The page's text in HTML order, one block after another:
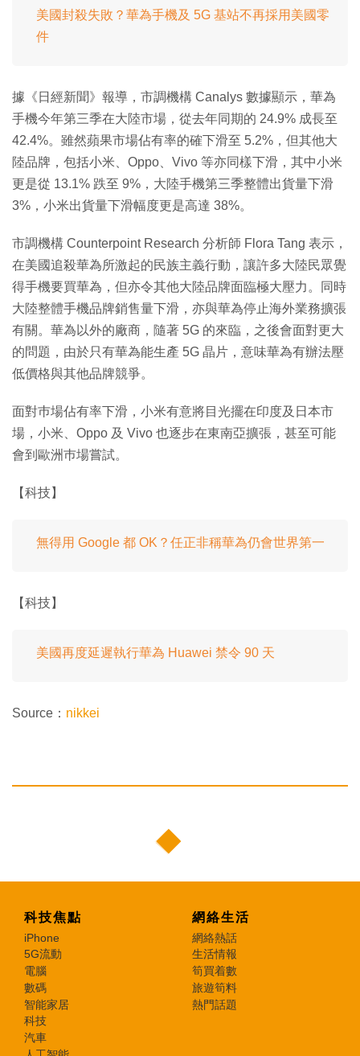
美國封殺失敗？華為手機及 5G 基站不再採用美國零
件
據《日經新聞》報導，市調機構 Canalys 數據顯示，華為
手機今年第三季在大陸市場，從去年同期的 24.9% 成長至
42.4%。雖然蘋果市場佔有率的確下滑至 5.2%，但其他大
陸品牌，包括小米、Oppo、Vivo 等亦同樣下滑，其中小米
更是從 13.1% 跌至 9%，大陸手機第三季整體出貨量下滑
3%，小米出貨量下滑幅度更是高達 38%。
市調機構 Counterpoint Research 分析師 Flora Tang 表示，
在美國追殺華為所激起的民族主義行動，讓許多大陸民眾覺
得手機要買華為，但亦令其他大陸品牌面臨極大壓力。同時
大陸整體手機品牌銷售量下滑，亦與華為停止海外業務擴張
有關。華為以外的廠商，隨著 5G 的來臨，之後會面對更大
的問題，由於只有華為能生產 5G 晶片，意味華為有辦法壓
低價格與其他品牌競爭。
面對巿場佔有率下滑，小米有意將目光擺在印度及日本市
場，小米、Oppo 及 Vivo 也逐步在東南亞擴張，甚至可能
會到歐洲巿場嘗試。
【科技】
無得用 Google 都 OK？任正非稱華為仍會世界第一
【科技】
美國再度延遲執行華為 Huawei 禁令 90 天
Source： nikkei
科技焦點
iPhone
5G流動
電腦
數碼
智能家居
科技
汽車
網絡生活
網絡熱話
生活情報
筍買着數
旅遊筍料
熱門話題